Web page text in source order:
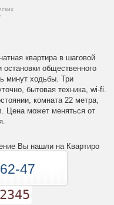
квартира в шаговой
общественного
минут ходьбы. Три
бытовая техника, wi-fi.
комната 22 метра,
Цена может меняться от
Вы нашли на Квартиро
47
2345